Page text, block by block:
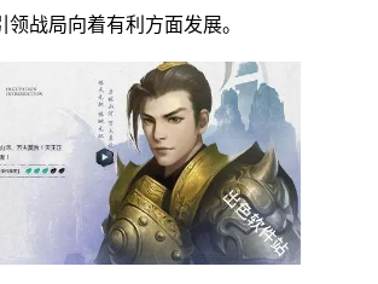
战局向着有利方面发展。